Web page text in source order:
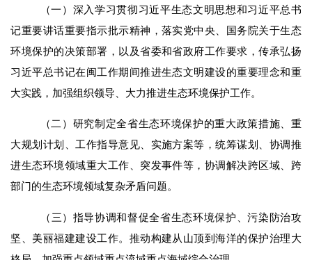
（一）深入学习贯彻习近平生态文明思想和习近平总书
记重要讲话重要指示批示精神，落实党中央、国务院关于生态
环境保护的决策部署，以及省委和省政府工作要求 ，传承弘扬
习近平总书记在闽工作期间推进生态文明建设的重要理念和重
大实践， 加强组织领导 大力推进生态环境保护工作。
（二）研究制定全省生态环境保护的重大政策措施、重
大规划计划 、工作指导意见、实施方案等 ，统筹谋划、协调推
进生态环境领域重大工作、突发事件等 ，协调解决跨区域、跨
部门的生态环境领域复杂矛盾问题。
（ 三） 指导协调和督促全省生态环境保护、污染防治攻
坚、美丽福建建设工作。推动构建从山顶到海洋的保护治理大